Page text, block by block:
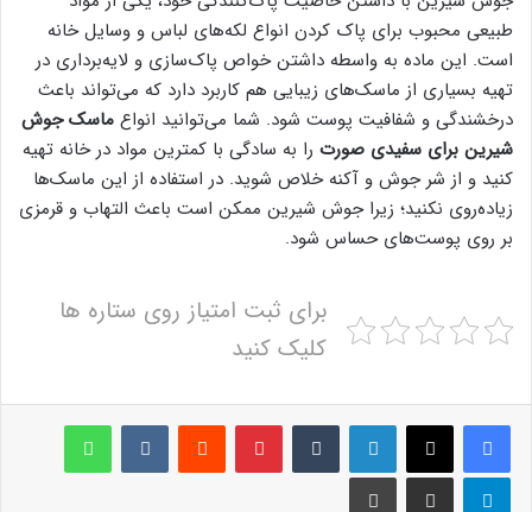
طبیعی محبوب برای پاک کردن انواع لکه‌های لباس و وسایل خانه
است. این ماده به واسطه داشتن خواص پاک‌سازی و لایه‌برداری در
تهیه بسیاری از ماسک‌های زیبایی هم کاربرد دارد که می‌تواند باعث
درخشندگی و شفافیت پوست شود. شما می‌توانید انواع ماسک جوش
شیرین برای سفیدی صورت را به سادگی با کمترین مواد در خانه تهیه
کنید و از شر جوش و آکنه خلاص شوید. در استفاده از این ماسک‌ها
زیاده‌روی نکنید؛ زیرا جوش شیرین ممکن است باعث التهاب و قرمزی
بر روی پوست‌های حساس شود.
برای ثبت امتیاز روی ستاره ها
کلیک کنید
لینکدین ‫تامبلر پینترست‫رددیت ‫VKontakteواتس آپ
تلگرام اشتراک گذاری از طریق ایمیل چاپ